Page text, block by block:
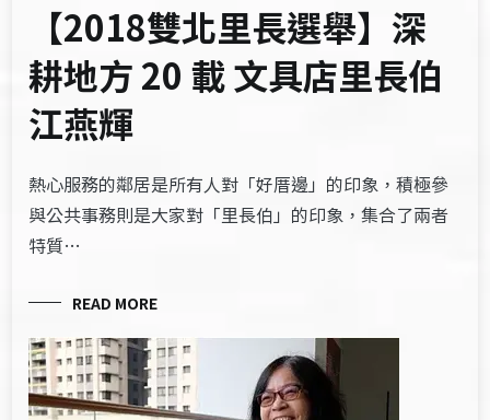
【2018雙北里長選舉】深
耕地方 20 載 文具店里長伯
江燕輝
熱心服務的鄰居是所有人對「好厝邊」的印象，積極參
與公共事務則是大家對「里長伯」的印象，集合了兩者
特質…
READ MORE